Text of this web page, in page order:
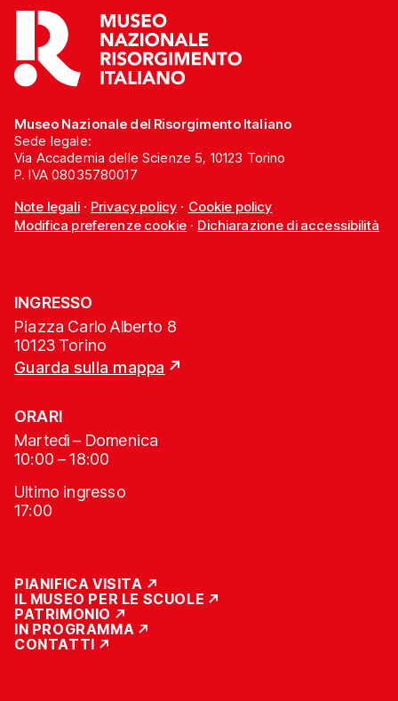
Museo Nazionale del Risorgimento Italiano
Sede legale:
Via Accademia delle Scienze 5, 10123 Torino
P. IVA 08035780017
Note legali· Privacy policy · Cookie policy
Modifica preferenze cookie· Dichiarazione di accessibilità
INGRESSO
Piazza Carlo Alberto 8
10123 Torino
Guarda sulla mappa
ORARI
Martedì – Domenica
10:00 – 18:00
Ultimo ingresso
17:00
PIANIFICA VISITA
IL MUSEO PER LE SCUOLE
PATRIMONIO
IN PROGRAMMA
CONTATTI